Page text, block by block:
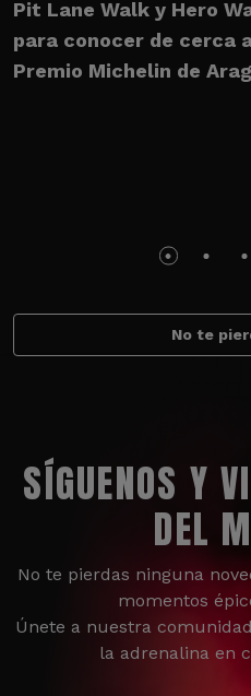
Pit Lane Walk y Hero
para conocer de cerca
Premio Michelin de
No te
SÍGUENOS Y
DEL
No te pierdas ninguna
momentos
Únete a nuestra
la adrenalina en